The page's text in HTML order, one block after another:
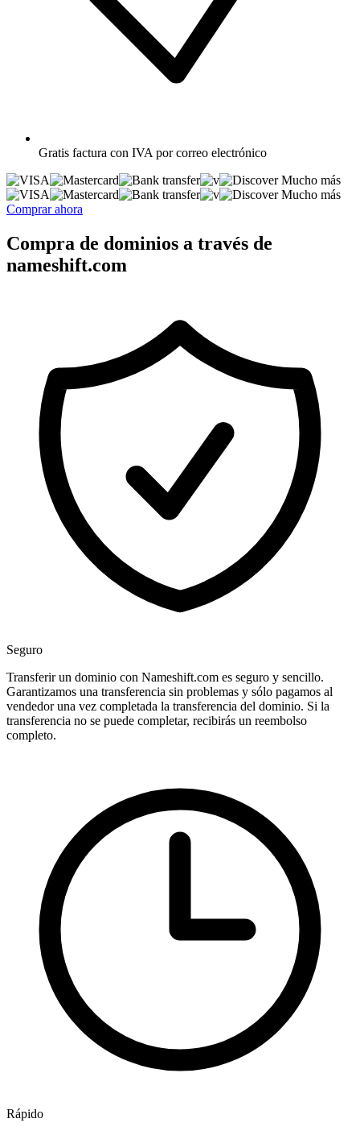
Gratis factura con IVA por correo electrónico
Mucho más
Mucho más
Comprar ahora
Compra de dominios a través de
nameshift.com
Seguro
Transferir un dominio con Nameshift.com es seguro y sencillo.
Garantizamos una transferencia sin problemas y sólo pagamos al
vendedor una vez completada la transferencia del dominio. Si la
transferencia no se puede completar, recibirás un reembolso
completo.
Rápido